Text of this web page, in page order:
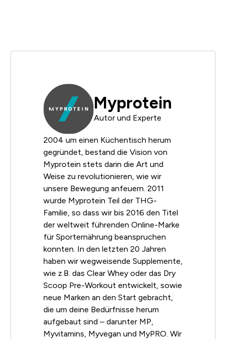
Myprotein
Autor und Experte
2004 um einen Küchentisch herum
gegründet, bestand die Vision von
Myprotein stets darin die Art und
Weise zu revolutionieren, wie wir
unsere Bewegung anfeuern. 2011
wurde Myprotein Teil der THG-
Familie, so dass wir bis 2016 den Titel
der weltweit führenden Online-Marke
für Sporternährung beanspruchen
konnten. In den letzten 20 Jahren
haben wir wegweisende Supplemente,
wie z.B. das Clear Whey oder das Dry
Scoop Pre-Workout entwickelt, sowie
neue Marken an den Start gebracht,
die um deine Bedürfnisse herum
aufgebaut sind – darunter MP,
Myvitamins, Myvegan und MyPRO. Wir